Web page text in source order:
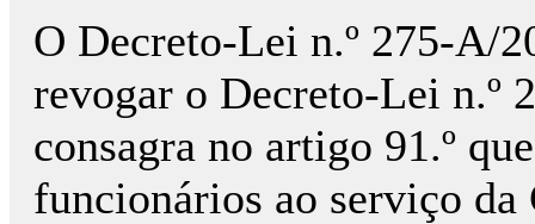
O Decreto-Lei n.º 275-A/
revogar o Decreto-Lei n.º
consagra no artigo 91.º
funcionários ao serviço da